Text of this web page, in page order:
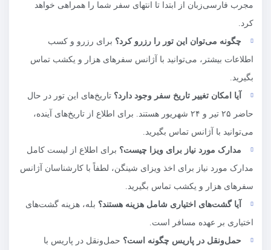
مجرب فارسی‌زبان از ابتدا تا انتهای سفر شما را همراهی خواهد
کرد.
چگونه می‌توان این تور را رزرو کرد؟ برای رزرو و کسب
اطلاعات بیشتر، می‌توانید با آژانس سفرهای هزار و یکشب تماس
بگیرید.
آیا امکان تغییر تاریخ سفر وجود دارد؟ تاریخ‌های این تور در حال
حاضر ۲۵ تیر و ۲۴ شهریور هستند. برای اطلاع از تاریخ‌های آینده،
می‌توانید با آژانس تماس بگیرید.
مدارک مورد نیاز برای ویزا چیست؟ برای اطلاع از لیست کامل
مدارک مورد نیاز برای اخذ ویزای شینگن، لطفاً با کارشناسان آژانس
سفرهای هزار و یکشب تماس بگیرید.
آیا گشت‌های اختیاری شامل هزینه هستند؟ بله، هزینه گشت‌های
اختیاری بر عهده مسافر است.
حمل‌ونقل در پاریس چگونه است؟ حمل‌ونقل در پاریس با